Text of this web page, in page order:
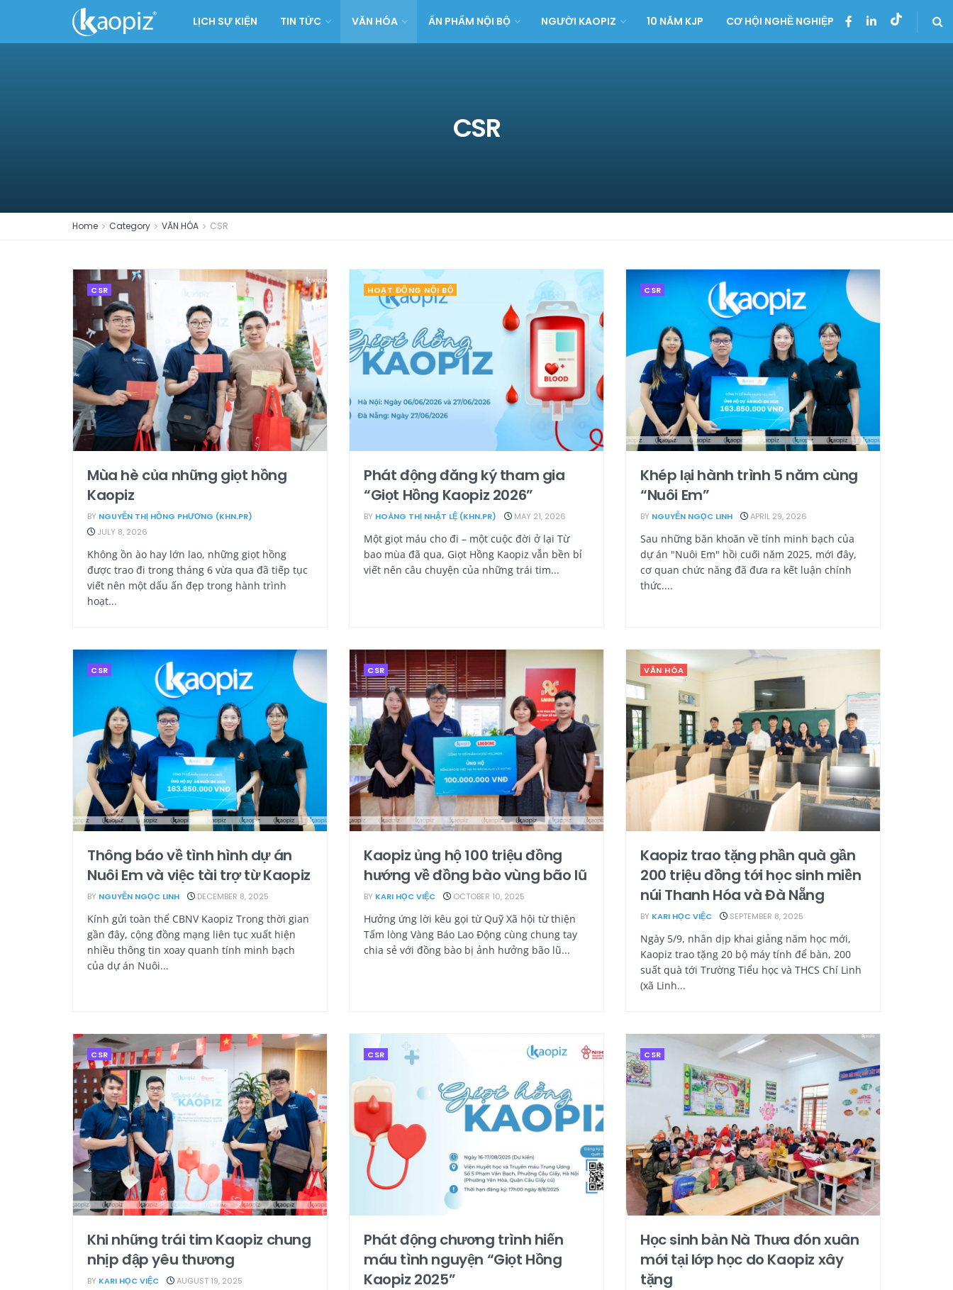
LỊCH SỰ KIỆN TIN TỨC VĂN HÓA ẤN PHẨM NỘI BỘ NGƯỜI KAOPIZ 10 NĂM KJP CƠ HỘI NGHỀ NGHIỆP
CSR
Home Category VĂN HÓA CSR
CSR
Mùa hè của những giọt hồng
Kaopiz
BY NGUYỄN THỊ HỒNG PHƯƠNG (KHN.PR)
JULY 8, 2026
Không ồn ào hay lớn lao, những giọt hồng
được trao đi trong tháng 6 vừa qua đã tiếp tục
viết nên một dấu ấn đẹp trong hành trình
hoạt...
HOẠT ĐỘNG NỘI BỘ
Phát động đăng ký tham gia
“Giọt Hồng Kaopiz 2026”
BY HOÀNG THỊ NHẬT LỆ (KHN.PR) MAY 21, 2026
Một giọt máu cho đi – một cuộc đời ở lại Từ
bao mùa đã qua, Giọt Hồng Kaopiz vẫn bền bỉ
viết nên câu chuyện của những trái tim...
CSR
Khép lại hành trình 5 năm cùng
“Nuôi Em”
BY NGUYỄN NGỌC LINH APRIL 29, 2026
Sau những băn khoăn về tính minh bạch của
dự án "Nuôi Em" hồi cuối năm 2025, mới đây,
cơ quan chức năng đã đưa ra kết luận chính
thức....
CSR
Thông báo về tình hình dự án
Nuôi Em và việc tài trợ từ Kaopiz
BY NGUYỄN NGỌC LINH DECEMBER 8, 2025
Kính gửi toàn thể CBNV Kaopiz Trong thời gian
gần đây, cộng đồng mạng liên tục xuất hiện
nhiều thông tin xoay quanh tính minh bạch
của dự án Nuôi...
CSR
Kaopiz ủng hộ 100 triệu đồng
hướng về đồng bào vùng bão lũ
BY KARI HỌC VIỆC OCTOBER 10, 2025
Hưởng ứng lời kêu gọi từ Quỹ Xã hội từ thiện
Tấm lòng Vàng Báo Lao Động cùng chung tay
chia sẻ với đồng bào bị ảnh hưởng bão lũ...
VĂN HÓA
Kaopiz trao tặng phần quà gần
200 triệu đồng tới học sinh miền
núi Thanh Hóa và Đà Nẵng
BY KARI HỌC VIỆC SEPTEMBER 8, 2025
Ngày 5/9, nhân dịp khai giảng năm học mới,
Kaopiz trao tặng 20 bộ máy tính để bàn, 200
suất quà tới Trường Tiểu học và THCS Chí Linh
(xã Linh...
CSR
Khi những trái tim Kaopiz chung
nhịp đập yêu thương
BY KARI HỌC VIỆC AUGUST 19, 2025
CSR
Phát động chương trình hiến
máu tình nguyện “Giọt Hồng
Kaopiz 2025”
CSR
Học sinh bản Nà Thưa đón xuân
mới tại lớp học do Kaopiz xây
tặng